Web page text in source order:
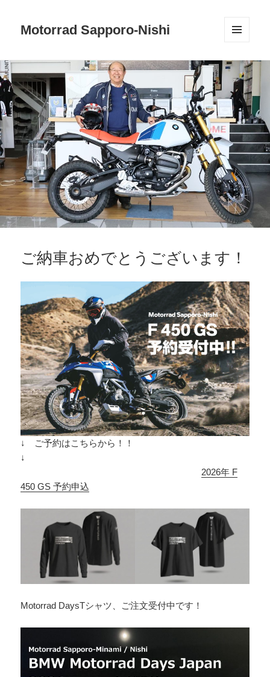
Motorrad Sapporo-Nishi
ーとウ
ィジェ
ット
ご納車おめでとうございます！
↓ ご予約はこちらから！！
↓
2026年 F
450 GS 予約申込
Motorrad DaysTシャツ、ご注文受付中です！